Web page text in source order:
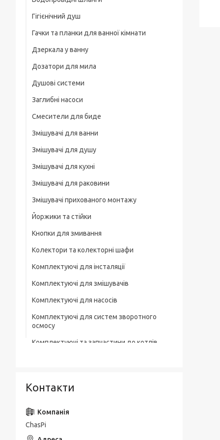
Для смартфонів
На груди / плече / пояс
Штативні головки
Магнітні тримачі
Для велосипеда, мотоцикла
Гігієнічний душ
Гачки та планки для ванної кімнати
Дзеркала у ванну
Дозатори для мила
Душові системи
Заглибні насоси
Смесители для биде
Змішувачі для ванни
Змішувачі для душу
Змішувачі для кухні
Змішувачі для раковини
Змішувачі прихованого монтажу
Йоржики та стійки
Кнопки для змивання
Колектори та колекторні шафи
Комплектуючі для інсталяції
Комплектуючі для змішувачів
Комплектуючі для насосів
Комплектуючі для систем зворотного
осмосу
Комплектуючі та запчастини до котлів
Лотки для зливної каналізації
Мильниці
Монтажні елементи
Контакти
ChasPi